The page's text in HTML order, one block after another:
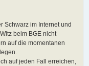
Schwarz im Internet und
beim BGE nicht
auf die momentanen
auf jeden Fall erreichen,